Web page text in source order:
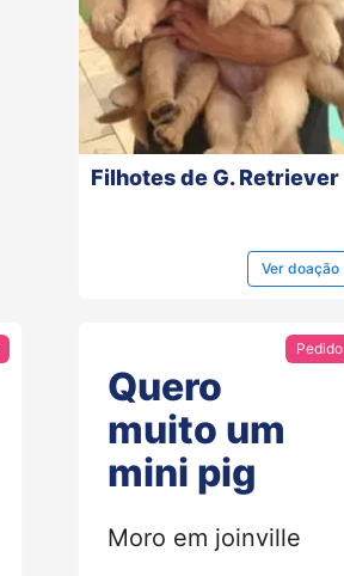
Filhotes de G. Retriever
Ver doação
Pedido
Quero
muito um
mini pig
Moro em joinville